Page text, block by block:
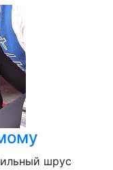
шрус